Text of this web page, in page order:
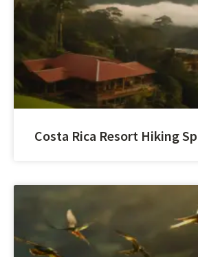
Costa Rica Resort Hiking